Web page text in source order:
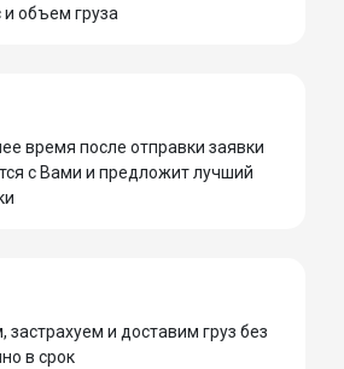
и объем груза
время после отправки заявки
с Вами и предложит лучший
застрахуем и доставим груз без
в срок